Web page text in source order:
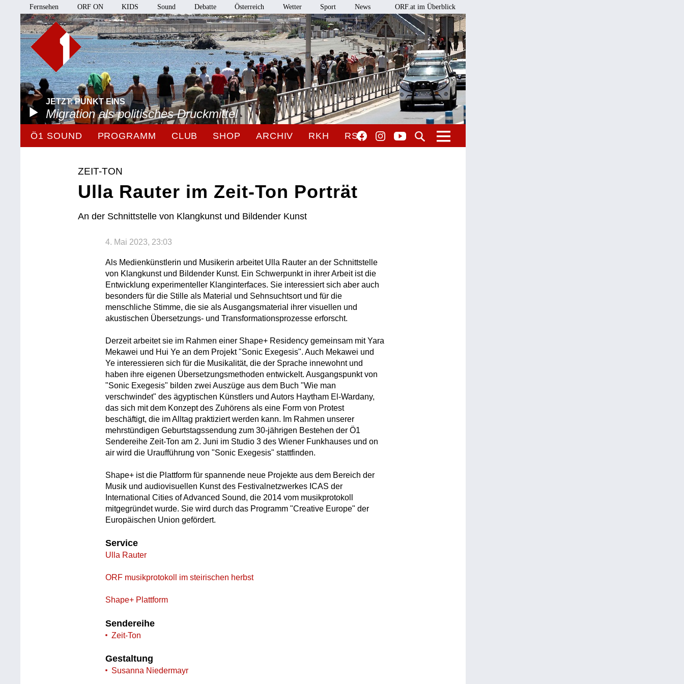
Fernsehen ORF ON KIDS Sound Debatte Österreich Wetter Sport News ORF.at im Überblick
JETZT: PUNKT EINS
Migration als politisches Druckmittel
Ö1 SOUND PROGRAMM CLUB SHOP ARCHIV RKH RSO
ZEIT-TON
Ulla Rauter im Zeit-Ton Porträt
An der Schnittstelle von Klangkunst und Bildender Kunst
4. Mai 2023, 23:03
Als Medienkünstlerin und Musikerin arbeitet Ulla Rauter an der Schnittstelle
von Klangkunst und Bildender Kunst. Ein Schwerpunkt in ihrer Arbeit ist die
Entwicklung experimenteller Klanginterfaces. Sie interessiert sich aber auch
besonders für die Stille als Material und Sehnsuchtsort und für die
menschliche Stimme, die sie als Ausgangsmaterial ihrer visuellen und
akustischen Übersetzungs- und Transformationsprozesse erforscht.
Derzeit arbeitet sie im Rahmen einer Shape+ Residency gemeinsam mit Yara
Mekawei und Hui Ye an dem Projekt "Sonic Exegesis". Auch Mekawei und
Ye interessieren sich für die Musikalität, die der Sprache innewohnt und
haben ihre eigenen Übersetzungsmethoden entwickelt. Ausgangspunkt von
"Sonic Exegesis" bilden zwei Auszüge aus dem Buch "Wie man
verschwindet" des ägyptischen Künstlers und Autors Haytham El-Wardany,
das sich mit dem Konzept des Zuhörens als eine Form von Protest
beschäftigt, die im Alltag praktiziert werden kann. Im Rahmen unserer
mehrstündigen Geburtstagssendung zum 30-jährigen Bestehen der Ö1
Sendereihe Zeit-Ton am 2. Juni im Studio 3 des Wiener Funkhauses und on
air wird die Uraufführung von "Sonic Exegesis" stattfinden.
Shape+ ist die Plattform für spannende neue Projekte aus dem Bereich der
Musik und audiovisuellen Kunst des Festivalnetzwerkes ICAS der
International Cities of Advanced Sound, die 2014 vom musikprotokoll
mitgegründet wurde. Sie wird durch das Programm "Creative Europe" der
Europäischen Union gefördert.
Service
Ulla Rauter
ORF musikprotokoll im steirischen herbst
Shape+ Plattform
Sendereihe
Zeit-Ton
Gestaltung
Susanna Niedermayr